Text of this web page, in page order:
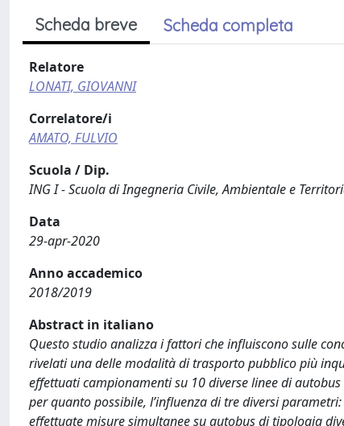
Scheda breve Scheda completa
Relatore
LONATI, GIOVANNI
Correlatore/i
AMATO, FULVIO
Scuola / Dip.
ING I - Scuola di Ingegneria Civile, Ambientale e
Data
29-apr-2020
Anno accademico
2018/2019
Abstract in italiano
Questo studio analizza i fattori che influiscono sulle
rivelati una delle modalità di trasporto pubblico più
effettuati campionamenti su 10 diverse linee di
per quanto possibile, l’influenza di tre diversi
effettuate misure simultanee su autobus di tipologia